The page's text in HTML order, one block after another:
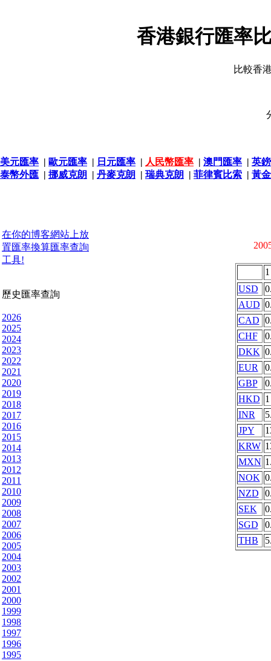
香港銀行匯率
比較香
美元匯率 | 歐元匯率 | 日元匯率 | 人民幣匯率 | 澳門匯率 | 英
泰幣外匯 | 挪威克朗 | 丹麥克朗 | 瑞典克朗 | 菲律賓比索 | 黃
在你的博客網站上放
置匯率換算匯率查詢
工具!
歷史匯率查詢
2026
2025
2024
2023
2022
2021
2020
2019
2018
2017
2016
2015
2014
2013
2012
2011
2010
2009
2008
2007
2006
2005
2004
2003
2002
2001
2000
1999
1998
1997
1996
1995
USD
AUD
CAD
CHF
DKK
EUR
GBP
HKD 1
INR
JPY
KRW
MXN
NOK
NZD
SEK
SGD
THB